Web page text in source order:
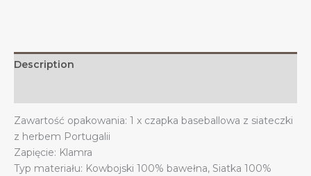
quantity
Description
Zawartość opakowania: 1 x czapka baseballowa z siateczki
z herbem Portugalii
Zapięcie: Klamra
Typ materiału: Kowbojski 100% bawełna, Siatka 100%